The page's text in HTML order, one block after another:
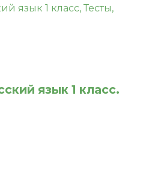
язык 1 класс.